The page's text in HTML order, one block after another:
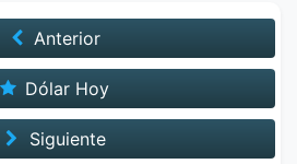
Anterior
Dólar Hoy
Siguiente